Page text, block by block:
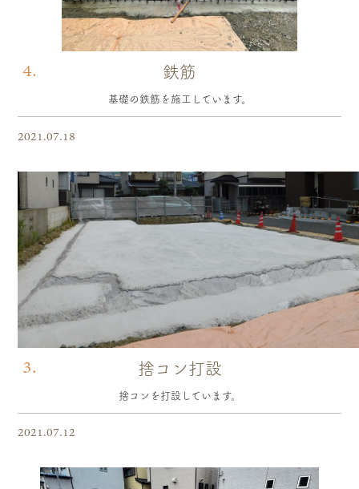
4. 鉄筋
基礎の鉄筋を施工しています。
2021.07.18
3. 捨コン打設
捨コンを打設しています。
2021.07.12